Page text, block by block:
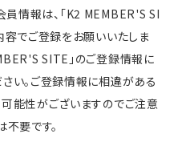
情報は、「K2 MEMBER'S SI
でご登録をお願いいたしま
SITE」のご登録情報に
い。ご登録情報に相違がある
能性がございますのでご注意
要です。